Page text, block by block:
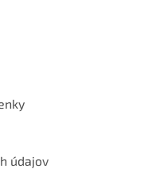
údajov